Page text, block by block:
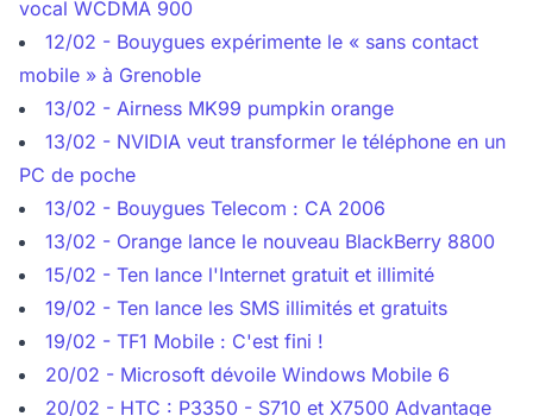
vocal WCDMA 900
12/02 - Bouygues expérimente le « sans contact
mobile » à Grenoble
13/02 - Airness MK99 pumpkin orange
13/02 - NVIDIA veut transformer le téléphone en un
PC de poche
13/02 - Bouygues Telecom : CA 2006
13/02 - Orange lance le nouveau BlackBerry 8800
15/02 - Ten lance l'Internet gratuit et illimité
19/02 - Ten lance les SMS illimités et gratuits
19/02 - TF1 Mobile : C'est fini !
20/02 - Microsoft dévoile Windows Mobile 6
20/02 - HTC : P3350 - S710 et X7500 Advantage